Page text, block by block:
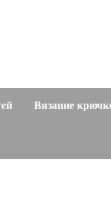
Вязание